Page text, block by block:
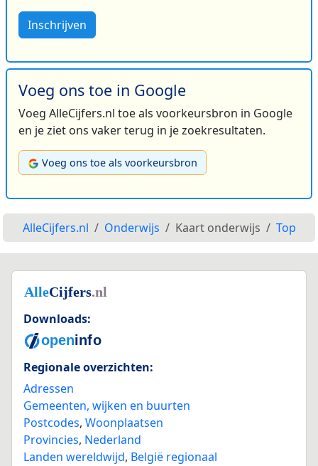
Inschrijven
Voeg ons toe in Google
Voeg AlleCijfers.nl toe als voorkeursbron in Google
en je ziet ons vaker terug in je zoekresultaten.
Voeg ons toe als voorkeursbron
AlleCijfers.nl Onderwijs Kaart onderwijs Top
Downloads:
Regionale overzichten:
Adressen
Gemeenten, wijken en buurten
Postcodes, Woonplaatsen
Provincies, Nederland
Landen wereldwijd, België regionaal